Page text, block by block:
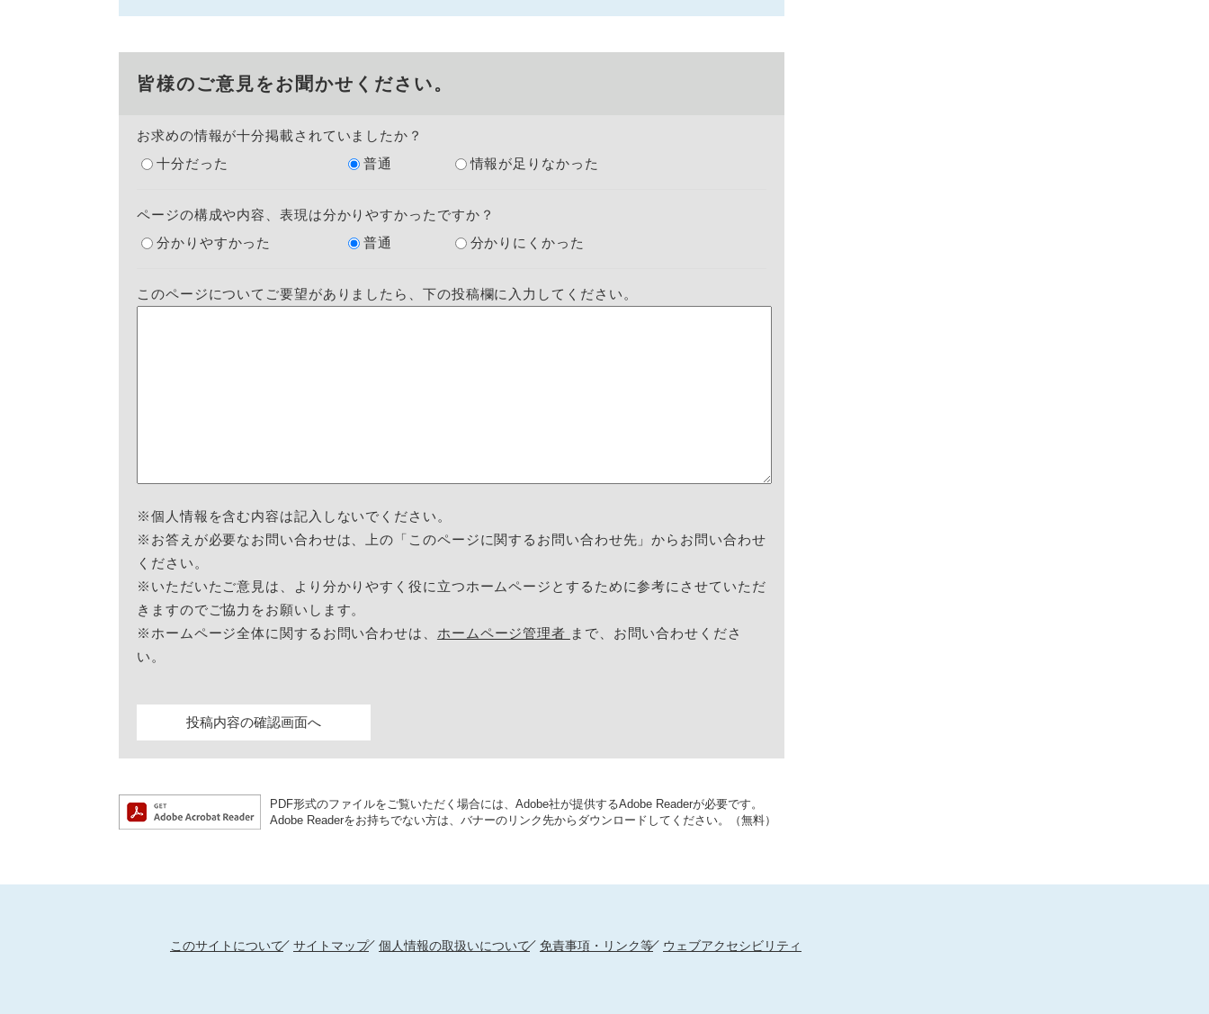
皆様のご意見をお聞かせください。
お求めの情報が十分掲載されていましたか？
十分だった
普通 情報が足りなかった
ページの構成や内容、表現は分かりやすかったですか？
分かりやすかった
普通 分かりにくかった
このページについてご要望がありましたら、下の投稿欄に入力してください。
※個人情報を含む内容は記入しないでください。
※お答えが必要なお問い合わせは、上の「このページに関するお問い合わせ先」からお問い合わせ
ください。
※いただいたご意見は、より分かりやすく役に立つホームページとするために参考にさせていただ
きますのでご協力をお願いします。
※ホームページ全体に関するお問い合わせは、 ホームページ管理者 まで、お問い合わせくださ
い。
PDF形式のファイルをご覧いただく場合には、Adobe社が提供するAdobe Readerが必要です。
Adobe Readerをお持ちでない方は、バナーのリンク先からダウンロードしてください。（無料）
このサイトについて サイトマップ 個人情報の取扱いについて 免責事項・リンク等 ウェブアクセシビリティ